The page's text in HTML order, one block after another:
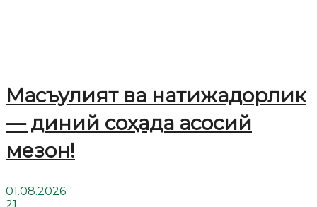
Масъулият ва натижадорлик
— диний соҳада асосий
мезон!
01.08.2026